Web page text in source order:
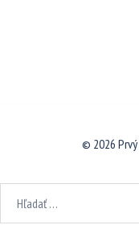
© 2026